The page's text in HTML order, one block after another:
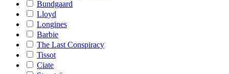
Bundgaard
Lloyd
Longines
Barbie
The Last Conspiracy
Tissot
Ciate